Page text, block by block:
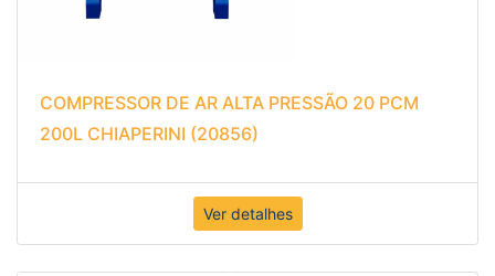
COMPRESSOR DE AR ALTA PRESSÃO 20 PCM
200L CHIAPERINI (20856)
Ver detalhes